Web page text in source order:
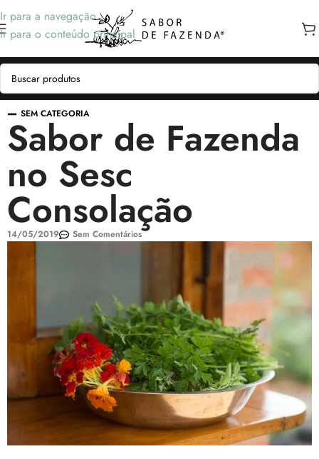
Ir para a navegação
Ir para o conteúdo principal
SEM CATEGORIA
Sabor de Fazenda
no Sesc
Consolação
14/05/2019 Sem Comentários